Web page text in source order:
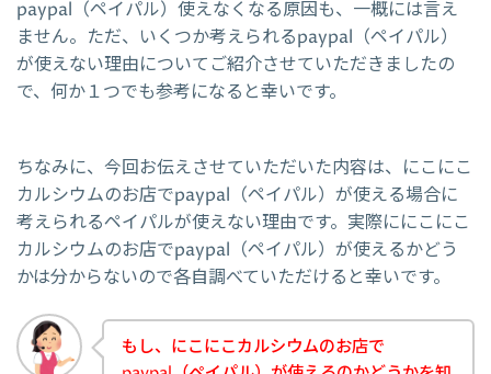
paypal（ペイパル）使えなくなる原因も、一概には言え
ません。ただ、いくつか考えられるpaypal（ペイパル）
が使えない理由についてご紹介させていただきましたの
で、何か１つでも参考になると幸いです。
ちなみに、今回お伝えさせていただいた内容は、にこにこ
カルシウムのお店でpaypal（ペイパル）が使える場合に
考えられるペイパルが使えない理由です。実際ににこにこ
カルシウムのお店でpaypal（ペイパル）が使えるかどう
かは分からないので各自調べていただけると幸いです。
もし、にこにこカルシウムのお店で